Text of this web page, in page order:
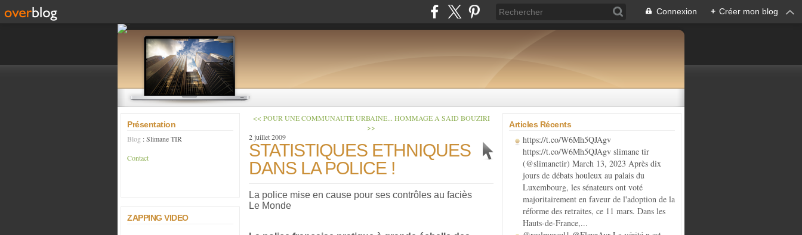
Connexion + Créer mon blog
Présentation
Blog : Slimane TIR
Contact
ZAPPING VIDEO
<< POUR UNE COMMUNAUTE URBAINE... HOMMAGE A SAID BOUZIRI
>>
2 juillet 2009
STATISTIQUES ETHNIQUES
DANS LA POLICE !
La police mise en cause pour ses contrôles au faciès
Le Monde
Articles Récents
https://t.co/W6Mh5QJAgv
https://t.co/W6Mh5QJAgv slimane tir
(@slimanetir) March 13, 2023 Après dix
jours de débats houleux au palais du
Luxembourg, les sénateurs ont voté
majoritairement en faveur de l'adoption de la
réforme des retraites, ce 11 mars. Dans les
Hauts-de-France,...